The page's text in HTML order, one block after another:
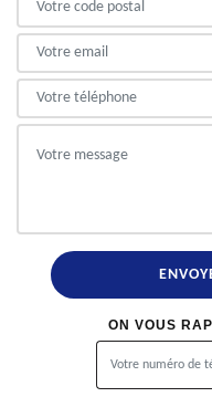
ON VOUS